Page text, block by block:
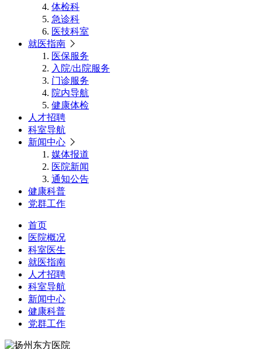
体检科
急诊科
医技科室
就医指南
医保服务
入院/出院服务
门诊服务
院内导航
健康体检
人才招聘
科室导航
新闻中心
媒体报道
医院新闻
通知公告
健康科普
党群工作
首页
医院概况
科室医生
就医指南
人才招聘
科室导航
新闻中心
健康科普
党群工作